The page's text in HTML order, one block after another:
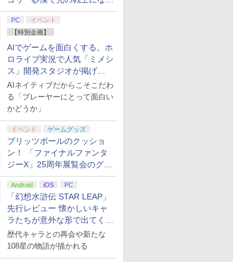
てみた
PC
イベント
【特別企画】
AIでゲームを面白くする。ホ
ロライブ実況で人気「ミメシ
ス」開発スタジオが掲げ
る“AI活用の信念”とは？【講
演レポート】
AIネイティブだからこそこだわ
る「プレーヤーにとって面白い
かどうか」
イベント ゲームグッズ
ブリッツボールのクッショ
ン！ 「ファイナルファンタ
ジーX」25周年展覧会のグッ
ズ情報が公開
Android iOS PC
「幻想水滸伝 STAR LEAP」
先行レビュー 懐かしいキャ
ラたちが意外な形で出てくる
シリーズ完全新作！
歴代キャラとの再会や新たな
108星の物語が描かれる